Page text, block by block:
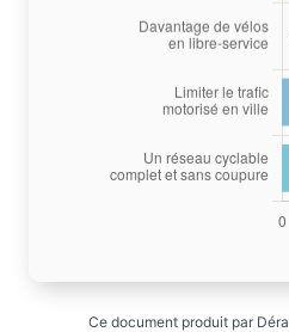
Ce document produit par